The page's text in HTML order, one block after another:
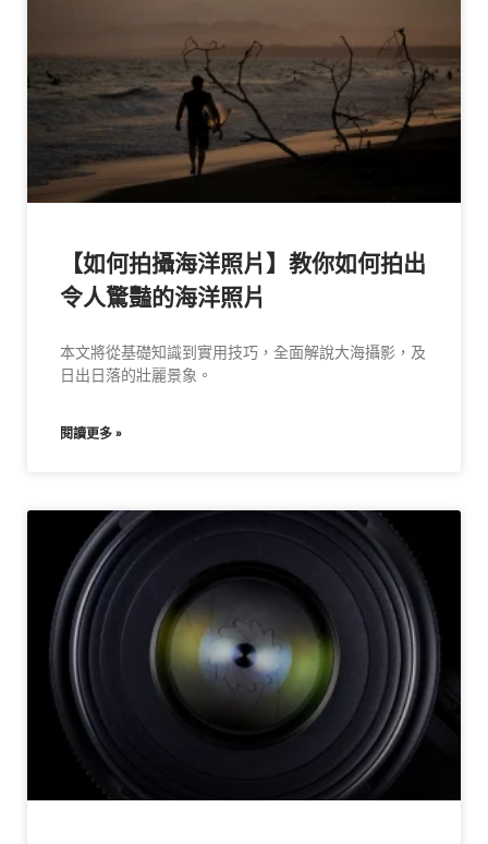
【如何拍攝海洋照片】教你如何拍出
令人驚豔的海洋照片
本文將從基礎知識到實用技巧，全面解說大海攝影，及
日出日落的壯麗景象。
閱讀更多 »